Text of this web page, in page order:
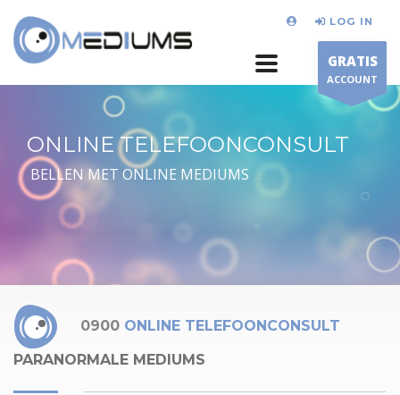
LOG IN
GRATIS
ACCOUNT
ONLINE TELEFOONCONSULT
BELLEN MET ONLINE MEDIUMS
0900 ONLINE TELEFOONCONSULT
PARANORMALE MEDIUMS